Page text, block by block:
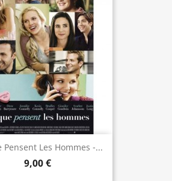
Pensent Les Hommes -...
9,00 €